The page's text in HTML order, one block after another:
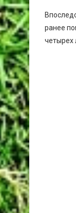
ранее
четырех